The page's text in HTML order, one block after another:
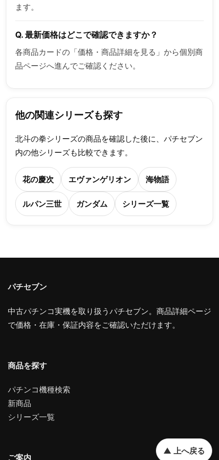
ます。
Q. 最新価格はどこで確認できますか？
各商品カードの「価格・商品詳細を見る」から個別商
品ページへ進んでご確認ください。
他の関連シリーズも探す
北斗の拳シリーズの商品を確認した後に、パチセブン
内の他シリーズも比較できます。
花の慶次 エヴァンゲリオン 海物語
ルパン三世 ガンダム シリーズ一覧
パチセブン
中古パチンコ実機を取り扱うパチセブン。商品詳細ページ
で価格・在庫・保証内容をご確認いただけます。
商品を探す
パチンコ機種検索
新商品
シリーズ一覧
ご案内
▲ 上へ戻る